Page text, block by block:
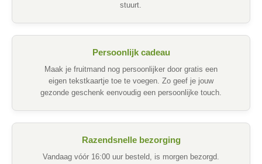
stuurt.
Persoonlijk cadeau
Maak je fruitmand nog persoonlijker door gratis een
eigen tekstkaartje toe te voegen. Zo geef je jouw
gezonde geschenk eenvoudig een persoonlijke touch.
Razendsnelle bezorging
Vandaag vóór 16:00 uur besteld, is morgen bezorgd.